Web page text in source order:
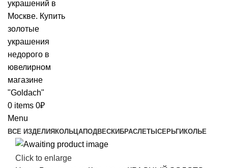
0 items 0₽
Menu
ВСЕ ИЗДЕЛИЯ КОЛЬЦАПОДВЕСКИ БРАСЛЕТЫ СЕРЬГИ КОЛЬЕ
Click to enlarge